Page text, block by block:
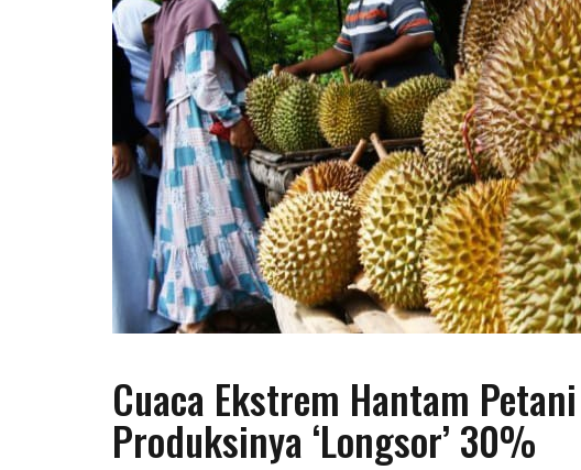
Cuaca Ekstrem Hantam
Produksinya ‘Longsor’ 30%